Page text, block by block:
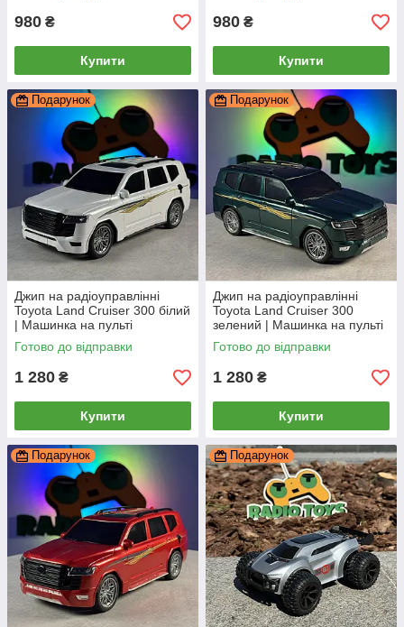
980 ₴
Купити
980 ₴
Купити
Подарунок
Джип на радіоуправлінні
Toyota Land Cruiser 300 білий
| Машинка на пульті
управління | Тойота Ленд
Крузер | Крузак
Готово до відправки
1 280 ₴
Купити
Подарунок
Джип на радіоуправлінні
Toyota Land Cruiser 300
зелений | Машинка на пульті
управління | Тойота Ленд
Крузер | Крузак
Готово до відправки
1 280 ₴
Купити
Подарунок Подарунок